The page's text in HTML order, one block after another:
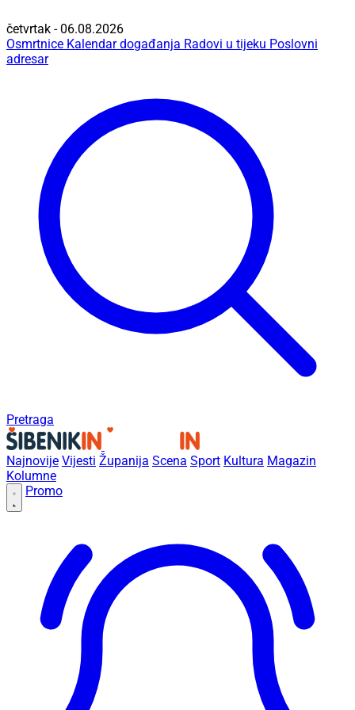
četvrtak - 06.08.2026
Osmrtnice Kalendar događanja Radovi u tijeku Poslovni
adresar
Pretraga
Najnovije Vijesti Županija Scena Sport Kultura Magazin
Kolumne
Promo